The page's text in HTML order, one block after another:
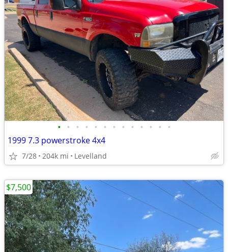
• • • • • • • • • • • • •
1999 7.3 powerstroke 4x4
7/28 204k mi Levelland
$7,500